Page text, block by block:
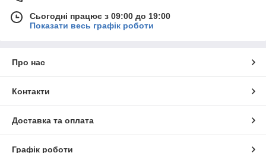
Сьогодні працює з 09:00 до 19:00
Показати весь графік роботи
Про нас
Контакти
Доставка та оплата
Графік роботи